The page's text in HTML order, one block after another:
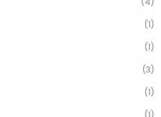
(1)
(1)
(3)
(1)
(1)